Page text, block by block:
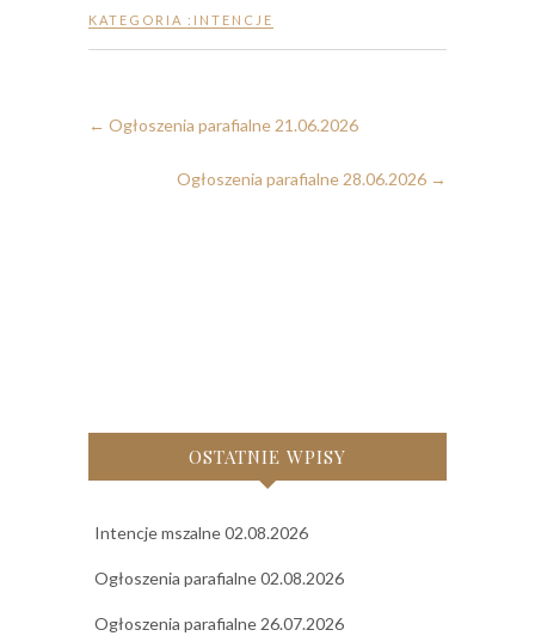
KATEGORIA : INTENCJE
← Ogłoszenia parafialne 21.06.2026
Ogłoszenia parafialne 28.06.2026 →
OSTATNIE WPISY
Intencje mszalne 02.08.2026
Ogłoszenia parafialne 02.08.2026
Ogłoszenia parafialne 26.07.2026